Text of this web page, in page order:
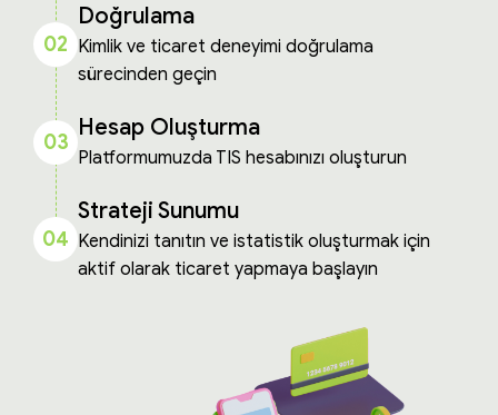
02
Doğrulama
Kimlik ve ticaret deneyimi doğrulama
sürecinden geçin
03
Hesap Oluşturma
Platformumuzda TIS hesabınızı oluşturun
04
Strateji Sunumu
Kendinizi tanıtın ve istatistik oluşturmak için
aktif olarak ticaret yapmaya başlayın